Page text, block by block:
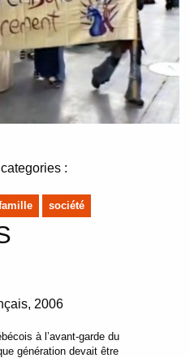
:
société
2006
à l’avant-garde du
génération devait être